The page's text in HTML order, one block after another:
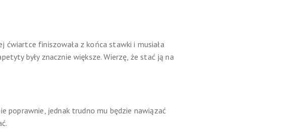
ćwiartce finiszowała z końca stawki i musiała
były znacznie większe. Wierzę, że stać ją na
poprawnie, jednak trudno mu będzie nawiązać